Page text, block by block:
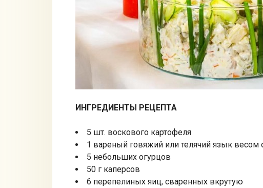
ИНГРЕДИЕНТЫ РЕЦЕПТА
5 шт. воскового картофеля
1 вареный говяжий или телячий язык весом
5 небольших огурцов
50 г каперсов
6 перепелиных яиц, сваренных вкрутую